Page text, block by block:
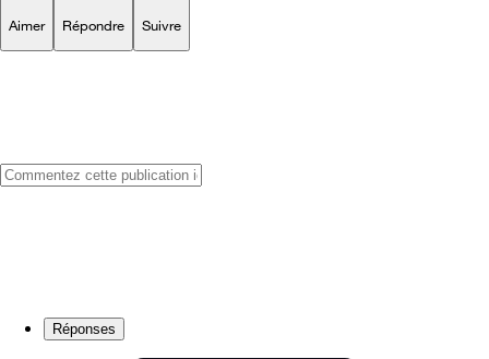
Aimer Répondre Suivre
Réponses